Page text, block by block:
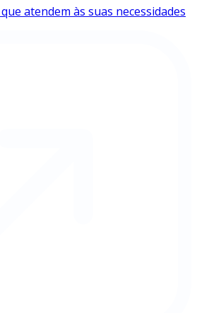
atendem às suas necessidades